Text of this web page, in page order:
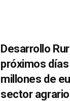
Desarrollo
próximos
millones de
sector